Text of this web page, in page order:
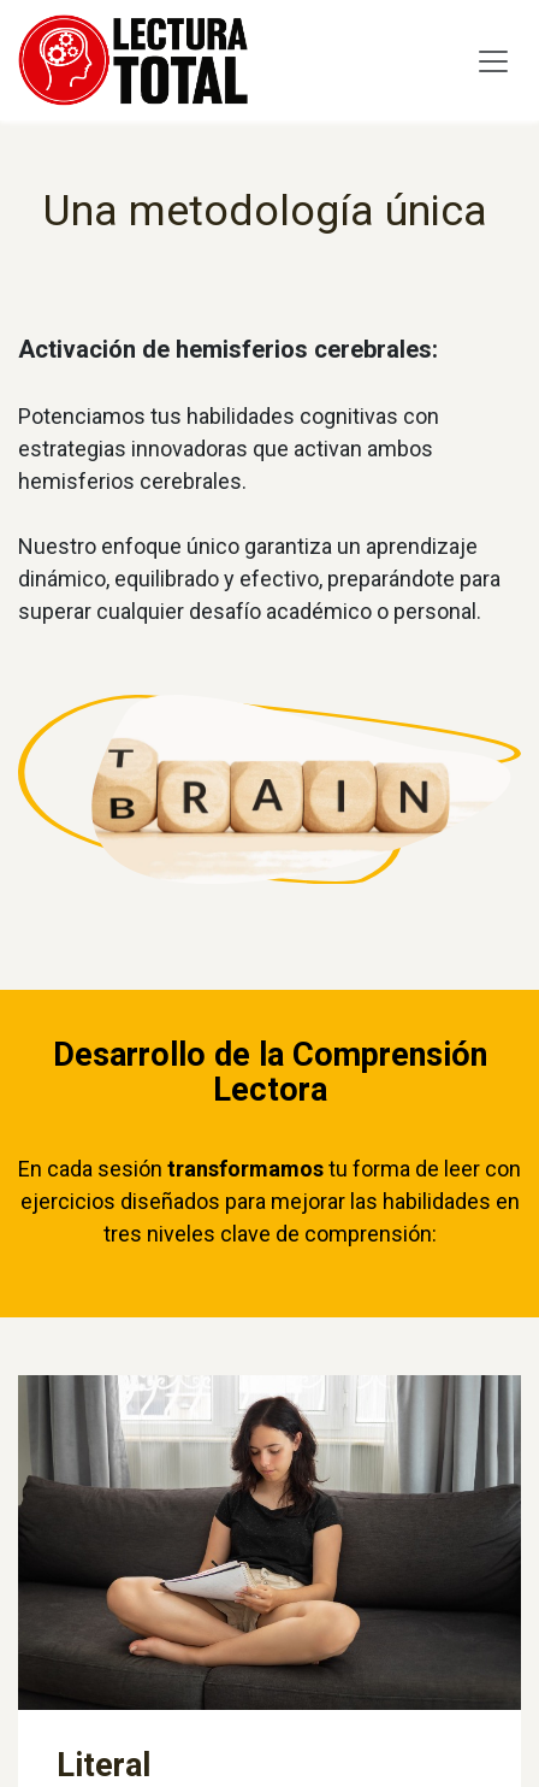
Ir al contenido
Una metodología única
Activación de hemisferios cerebrales:
Potenciamos tus habilidades cognitivas con
estrategias innovadoras que activan ambos
hemisferios cerebrales.
Nuestro enfoque único garantiza un aprendizaje
dinámico, equilibrado y efectivo, preparándote para
superar cualquier desafío académico o personal.
Desarrollo de la Comprensión
Lectora
En cada sesión transformamostu forma de leer con
ejercicios diseñados para mejorar las habilidades en
tres niveles clave de comprensión:
Literal